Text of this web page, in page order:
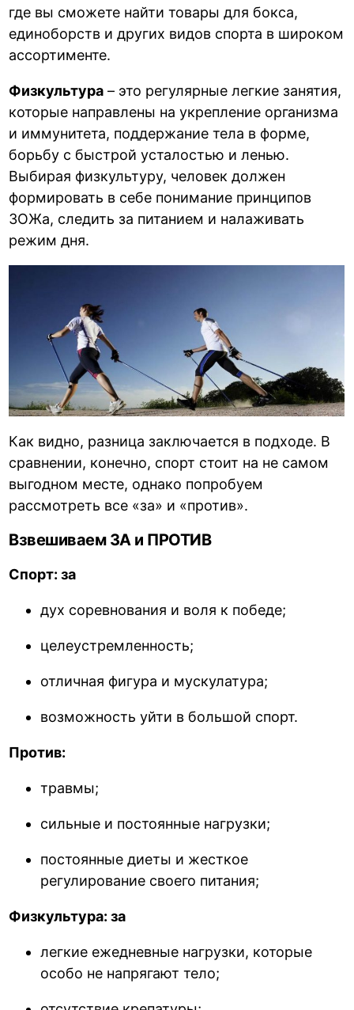
где вы сможете найти товары для бокса,
единоборств и других видов спорта в широком
ассортименте.
Физкультура – это регулярные легкие занятия,
которые направлены на укрепление организма
и иммунитета, поддержание тела в форме,
борьбу с быстрой усталостью и ленью.
Выбирая физкультуру, человек должен
формировать в себе понимание принципов
ЗОЖа, следить за питанием и налаживать
режим дня.
Как видно, разница заключается в подходе. В
сравнении, конечно, спорт стоит на не самом
выгодном месте, однако попробуем
рассмотреть все «за» и «против».
Взвешиваем ЗА и ПРОТИВ
Спорт: за
дух соревнования и воля к победе;
целеустремленность;
отличная фигура и мускулатура;
возможность уйти в большой спорт.
Против:
травмы;
сильные и постоянные нагрузки;
постоянные диеты и жесткое
регулирование своего питания;
Физкультура: за
легкие ежедневные нагрузки, которые
особо не напрягают тело;